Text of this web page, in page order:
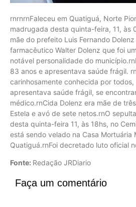
rnrnrnFaleceu em Quatiguá, Norte
madrugada desta quinta-feira, 11, às
mãe do prefeito Luis Fernando
farmacêutico Walter Dolenz que foi
notável personalidade do
83 anos e apresentava saúde frágil.
carinhosamente conhecida por
apresentava saúde frágil, se
médico.rnCida Dolenz era mãe de
Estela e avó de sete netos.rnO
desta quinta-feira 11, às 18hs, no
está sendo velado na Casa Mortuária
Quatiguá.rnFoi decretado luto oficial
Fonte: Redação JRDiario
Faça um comentário